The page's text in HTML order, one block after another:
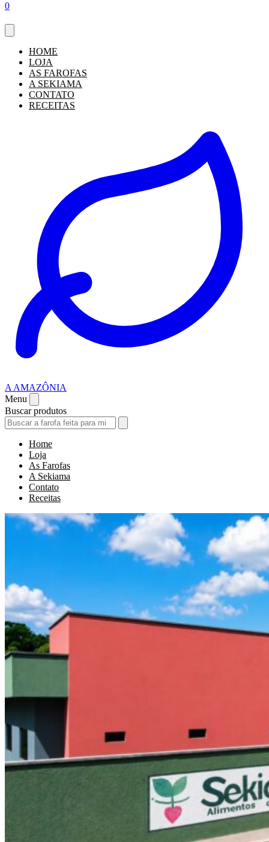
0
HOME
LOJA
AS FAROFAS
A SEKIAMA
CONTATO
RECEITAS
A AMAZÔNIA
Menu
Buscar produtos
Home
Loja
As Farofas
A Sekiama
Contato
Receitas